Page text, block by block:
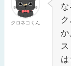
クロネコくん
な
か
は